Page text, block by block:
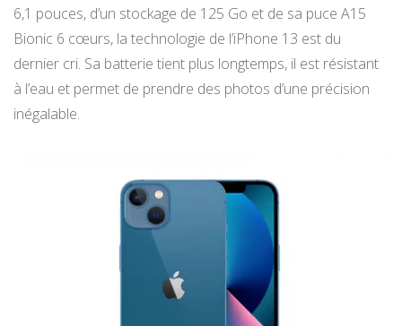
6,1 pouces, d’un stockage de 125 Go et de sa puce A15
Bionic 6 cœurs, la technologie de l’iPhone 13 est du
dernier cri. Sa batterie tient plus longtemps, il est résistant
à l’eau et permet de prendre des photos d’une précision
inégalable.